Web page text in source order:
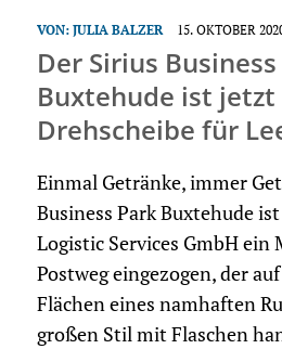
VON: JULIA BALZER 15. OKTOBER
Der Sirius
Buxtehude ist jetzt
Drehscheibe für
Einmal Getränke, immer
Business Park Buxtehude
Logistic Services GmbH ein
Postweg eingezogen, der
Flächen eines namhaften
großen Stil mit Flaschen